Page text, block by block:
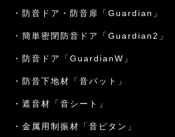
防音ドア・防音扉「Guardian」
簡単密閉防音ドア「Guardian2」
防音ドア「GuardianW」
防音下地材「音パット」
遮音材「音シート」
金属用制振材「音ピタン」